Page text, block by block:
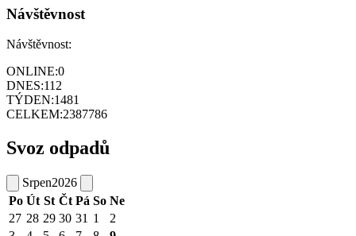
Návštěvnost
Návštěvnost:
ONLINE:0
DNES:112
TÝDEN:1481
CELKEM:2387786
Svoz odpadů
Srpen2026
Po Út St Čt Pá So Ne
27 28 29 30 31 1
2